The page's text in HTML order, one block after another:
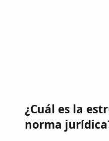
¿Cuál es la
norma